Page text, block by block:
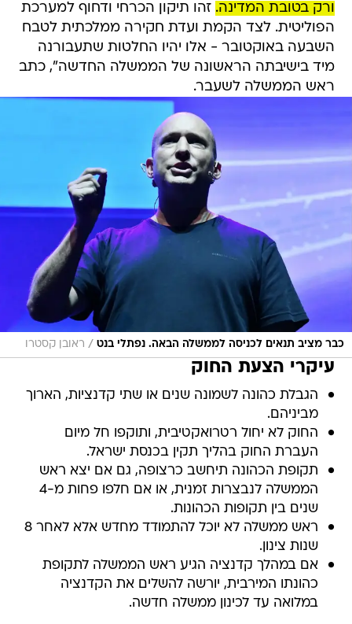
ורק בטובת המדינה. זהו תיקון הכרחי ודחוף למערכת
הפוליטית. לצד הקמת ועדת חקירה ממלכתית לטבח
השבעה באוקטובר - אלו יהיו החלטות שתעבורנה
מיד בישיבתה הראשונה של הממשלה החדשה", כתב
ראש הממשלה לשעבר.
כבר מציב תנאים לכניסה לממשלה הבאה. נפתלי בנט / ראובן קסטרו
עיקרי הצעת החוק
הגבלת כהונה לשמונה שנים או שתי קדנציות, הארוך
מביניהם.
החוק לא יחול רטרואקטיבית, ותוקפו חל מיום
העברת החוק בהליך תקין בכנסת ישראל.
⁠תקופת הכהונה תיחשב כרצופה, גם אם יצא ראש
הממשלה לנבצרות זמנית, או אם חלפו פחות מ-4
שנים בין תקופות הכהונות.
⁠ראש ממשלה לא יוכל להתמודד מחדש אלא לאחר 8
שנות צינון.
אם במהלך קדנציה הגיע ראש הממשלה לתקופת
כהונתו המירבית, יורשה להשלים את הקדנציה
במלואה עד לכינון ממשלה חדשה.